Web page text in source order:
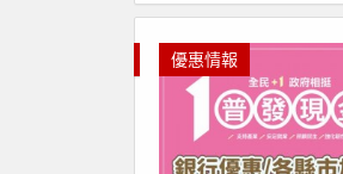
優惠情報